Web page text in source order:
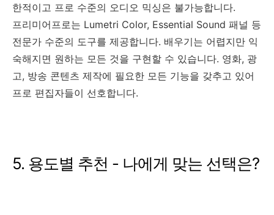
한적이고 프로 수준의 오디오 믹싱은 불가능합니다.
프리미어프로는 Lumetri Color, Essential Sound 패널 등
전문가 수준의 도구를 제공합니다. 배우기는 어렵지만 익
숙해지면 원하는 모든 것을 구현할 수 있습니다. 영화, 광
고, 방송 콘텐츠 제작에 필요한 모든 기능을 갖추고 있어
프로 편집자들이 선호합니다.
5. 용도별 추천 - 나에게 맞는 선택은?